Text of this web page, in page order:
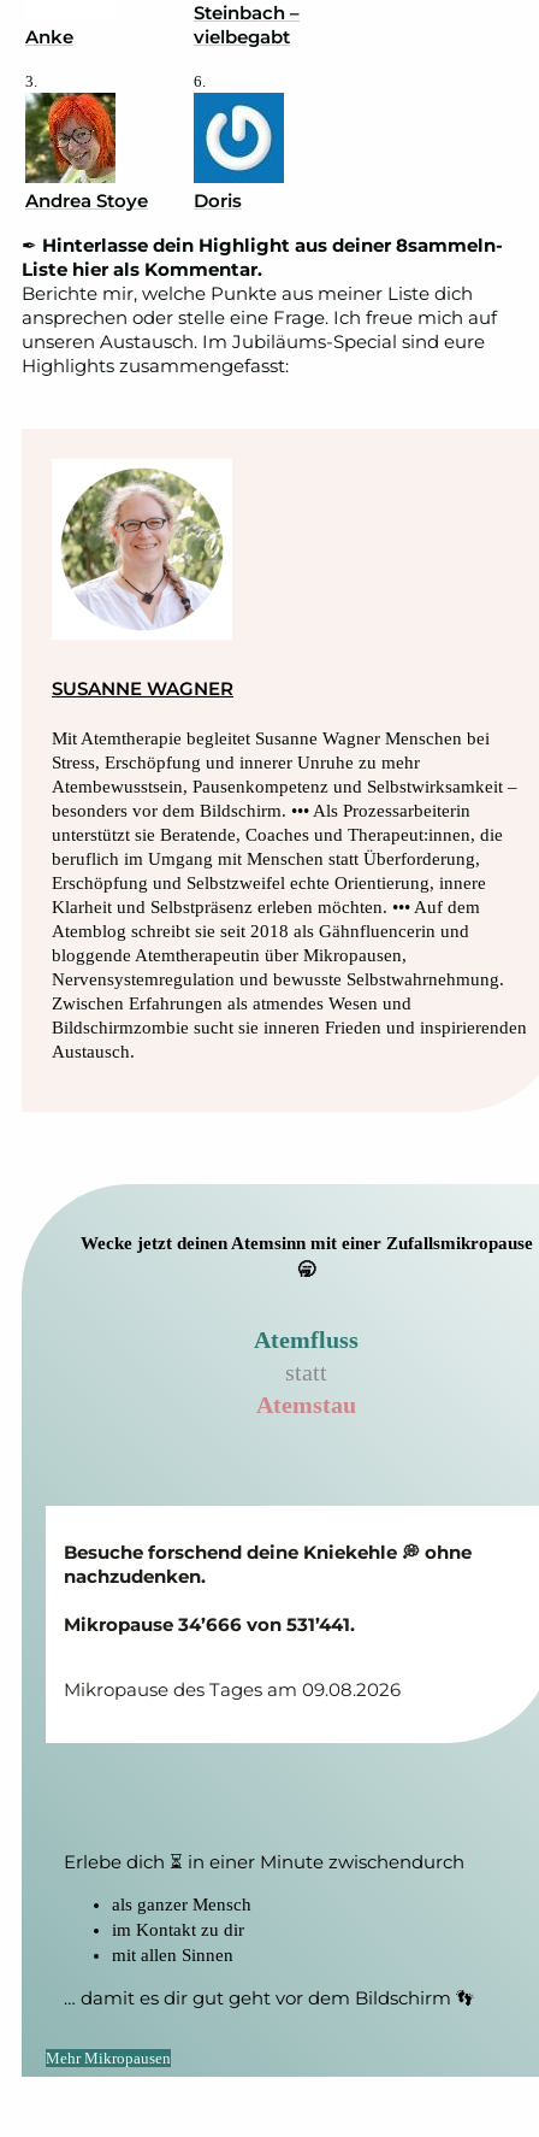
Anke
3.
Andrea Stoye
Steinbach –
vielbegabt
6.
Doris
✒ Hinterlasse dein Highlight aus deiner 8sammeln-
Liste hier als Kommentar.
Berichte mir, welche Punkte aus meiner Liste dich
ansprechen oder stelle eine Frage. Ich freue mich auf
unseren Austausch. Im Jubiläums-Special sind eure
Highlights zusammengefasst:
SUSANNE WAGNER
Mit Atemtherapie begleitet Susanne Wagner Menschen bei
Stress, Erschöpfung und innerer Unruhe zu mehr
Atembewusstsein, Pausenkompetenz und Selbstwirksamkeit –
besonders vor dem Bildschirm. ••• Als Prozessarbeiterin
unterstützt sie Beratende, Coaches und Therapeut:innen, die
beruflich im Umgang mit Menschen statt Überforderung,
Erschöpfung und Selbstzweifel echte Orientierung, innere
Klarheit und Selbstpräsenz erleben möchten. ••• Auf dem
Atemblog schreibt sie seit 2018 als Gähnfluencerin und
bloggende Atemtherapeutin über Mikropausen,
Nervensystemregulation und bewusste Selbstwahrnehmung.
Zwischen Erfahrungen als atmendes Wesen und
Bildschirmzombie sucht sie inneren Frieden und inspirierenden
Austausch.
Wecke jetzt deinen Atemsinn mit einer Zufallsmikropause
🥱
Atemfluss
statt
Atemstau
Besuche forschend deine Knie­kehle 💭 ohne
nach­zu­denken.
Mikropause 34’666 von 531’441.
Mikropause des Tages am 09.08.2026
Erlebe dich ⏳ in einer Minute zwischendurch
als ganzer Mensch
im Kontakt zu dir
mit allen Sinnen
… damit es dir gut geht vor dem Bildschirm 👣
Mehr Mikropausen